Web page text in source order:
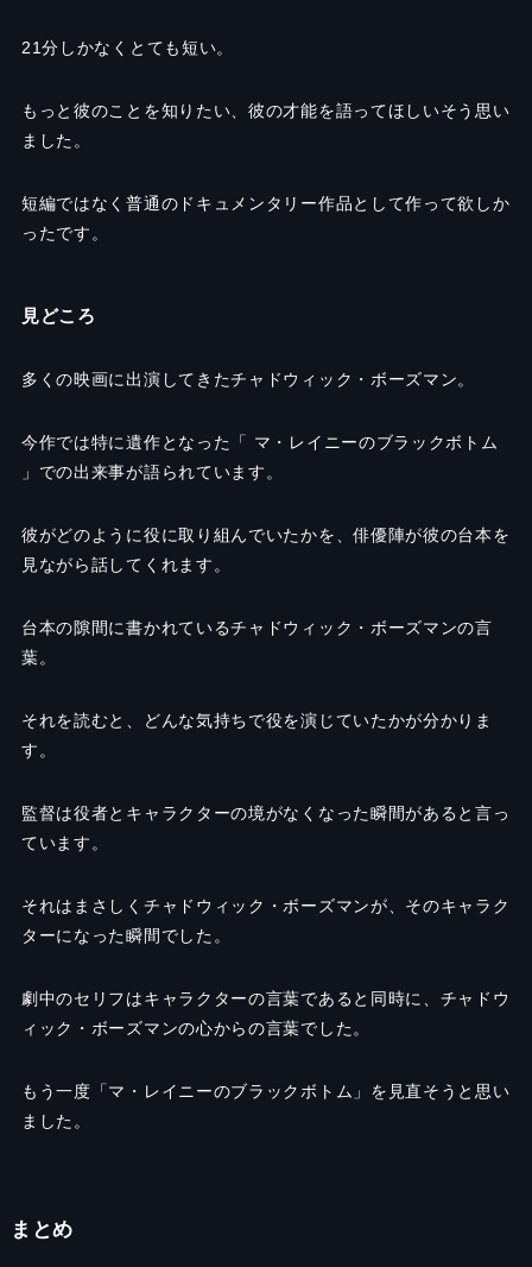
21分しかなくとても短い。
もっと彼のことを知りたい、彼の才能を語ってほしいそう思い
ました。
短編ではなく普通のドキュメンタリー作品として作って欲しか
ったです。
見どころ
多くの映画に出演してきたチャドウィック・ボーズマン。
今作では特に遺作となった「 マ・レイニーのブラックボトム
」での出来事が語られています。
彼がどのように役に取り組んでいたかを、俳優陣が彼の台本を
見ながら話してくれます。
台本の隙間に書かれているチャドウィック・ボーズマンの言
葉。
それを読むと、どんな気持ちで役を演じていたかが分かりま
す。
監督は役者とキャラクターの境がなくなった瞬間があると言っ
ています。
それはまさしくチャドウィック・ボーズマンが、そのキャラク
ターになった瞬間でした。
劇中のセリフはキャラクターの言葉であると同時に、チャドウ
ィック・ボーズマンの心からの言葉でした。
もう一度「マ・レイニーのブラックボトム」を見直そうと思い
ました。
まとめ